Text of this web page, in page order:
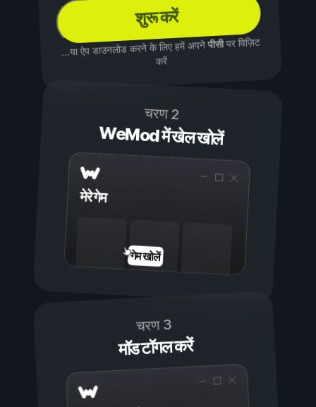
शुरू करें
...या ऐप डाउनलोड करने के लिए हमें अपनेपीसीपर विज़िट
करें
चरण 2
WeMod में खेल खोलें
मेरे गेम
गेम खोलें
चरण 3
मॉड टॉगल करें